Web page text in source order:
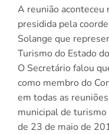
A reunião aconteceu
presidida pela
Solange que
Turismo do Estado
O Secretário falou
como membro do
em todas as
municipal de
de 23 de maio de